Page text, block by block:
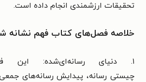
تحقیقات ارزشمندی انجام داده است.
خلاصه فصل‌های کتاب فهم نشانه
۱. دنیای رسانه‌ای‌شده:
چیستی رسانه، پیدایش رسانه‌های